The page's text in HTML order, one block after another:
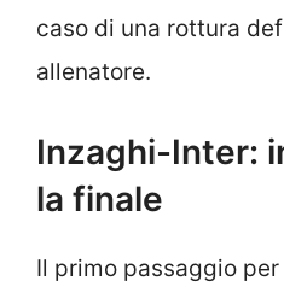
caso di una rottura
allenatore.
Inzaghi-Inter:
la finale
Il primo passaggio